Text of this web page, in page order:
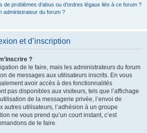
problèmes d’abus ou d’ordres légaux liés à ce forum ?
administrateur du forum ?
et d’inscription
?
de le faire, mais les administrateurs du forum
de messages aux utilisateurs inscrits. En vous
avoir accès à des fonctionnalités
pas disponibles aux visiteurs, tels que l’affichage
de la messagerie privée, l’envoi de
autres utilisateurs, l’adhésion à un groupe
ne vous prend qu’un court instant, c’est
de le faire.